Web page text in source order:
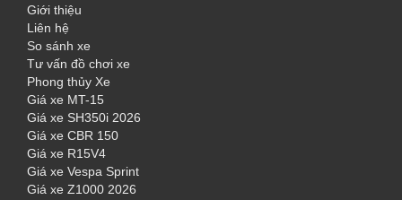
Giới thiệu
Liên hệ
So sánh xe
Tư vấn đồ chơi xe
Phong thủy Xe
Giá xe MT-15
Giá xe SH350i 2026
Giá xe CBR 150
Giá xe R15V4
Giá xe Vespa Sprint
Giá xe Z1000 2026